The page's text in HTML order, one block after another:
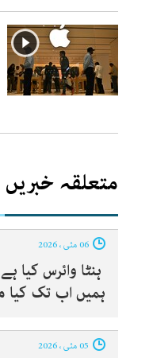
متعلقہ خبریں
ہنٹا وائرس کیا
ہمیں اب تک کیا